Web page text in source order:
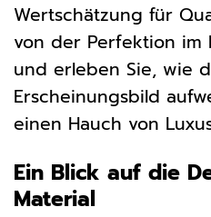
Wertschätzung für
von der Perfektion im
und erleben Sie, wie
Erscheinungsbild
einen Hauch von
Ein Blick auf die
Material